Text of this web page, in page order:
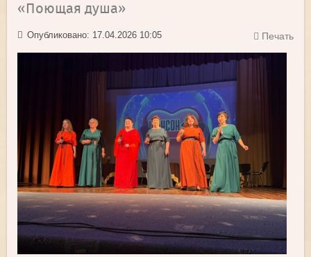
«Поющая душа»
Печать
Опубликовано: 17.04.2026 10:05